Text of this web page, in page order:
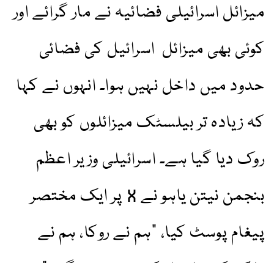
میزائل اسرائیلی فضائیہ نے مار گرائے اور
کوئی بھی میزائل اسرائیل کی فضائی
حدود میں داخل نہیں ہوا۔ انہوں نے کہا
کہ زیادہ تر بیلسٹک میزائلوں کو بھی
روک دیا گیا ہے۔ اسرائیلی وزیر اعظم
بنجمن نیتن یاہو نے X پر ایک مختصر
پیغام پوسٹ کیا، "ہم نے روکا، ہم نے